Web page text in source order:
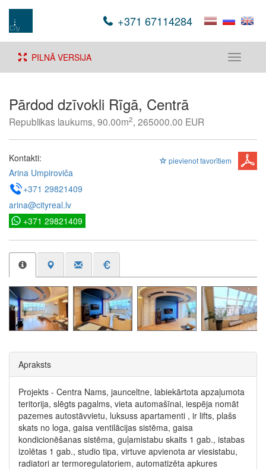
+371 67114284
Toggle
PILNĀ VERSIJA
Pārdod dzīvokli Rīgā, Centrā
Republikas laukums, 90.00m2, 265000.00 EUR
pievienot favorītiem
Kontakti:
Arina Umpiroviča
+371 29821409
arina@cityreal.lv
+371 29821409
Apraksts
Projekts - Centra Nams, jaunceltne, labiekārtota apzaļumota
teritorija, slēgts pagalms, vieta automašīnai, iespēja nomāt
pazemes autostāvvietu, luksuss apartamenti , ir lifts, plašs
skats no loga, gaisa ventilācijas sistēma, gaisa
kondicionēšanas sistēma, guļamistabu skaits 1 gab., istabas
izolētas 1 gab., studio tipa, virtuve apvienota ar viesistabu,
radiatori ar termoregulatoriem, automatizēta apkures